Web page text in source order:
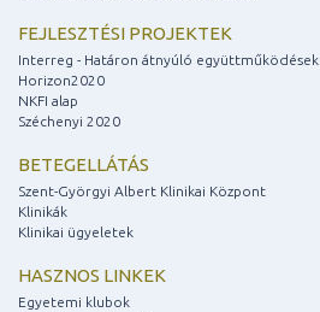
FEJLESZTÉSI PROJEKTEK
Interreg - Határon átnyúló együttműködések
Horizon2020
NKFI alap
Széchenyi 2020
BETEGELLÁTÁS
Szent-Györgyi Albert Klinikai Központ
Klinikák
Klinikai ügyeletek
HASZNOS LINKEK
Egyetemi klubok